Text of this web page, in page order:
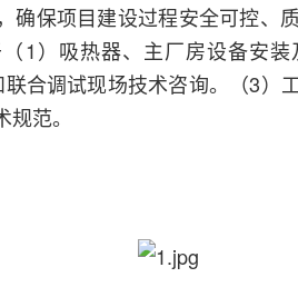
确保项目建设过程安全可控、
1）吸热器、主厂房设备安装
联合调试现场技术咨询。（3）
范。